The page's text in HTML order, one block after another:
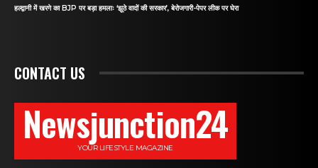
हल्द्वानी में खरगे का BJP पर बड़ा हमलाः ‘झूठे वादों की सरकार’, बेरोजगारी-पेपर लीक पर घेरा
CONTACT US
Newsjunction24
YOUR LIFESTYLE MAGAZINE